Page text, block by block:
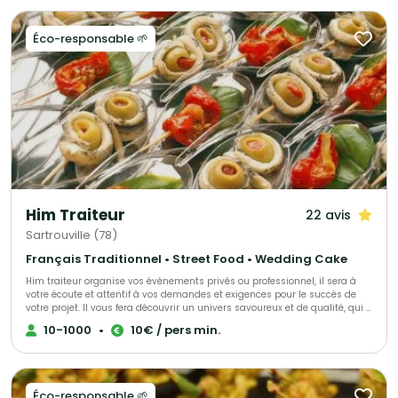
inoubliables.
Éco-responsable 🌱
Him Traiteur 22 avis
Sartrouville (78)
Français Traditionnel • Street Food • Wedding Cake
Him traiteur organise vos événements privés ou professionnel, il sera à
votre écoute et attentif à vos demandes et exigences pour le succès de
votre projet. Il vous fera découvrir un univers savoureux et de qualité, qui a
déjà trouvé satisfaction pour de nombreux clients.
10-1000 • 10€ / pers min.